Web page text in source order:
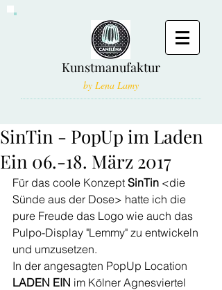
Kunstmanufaktur
by Lena Lamy
SinTin - PopUp im Laden
Ein 06.-18. März 2017
Für das coole Konzept SinTin <die
Sünde aus der Dose> hatte ich die
pure Freude das Logo wie auch das
Pulpo-Display "Lemmy" zu entwickeln
und umzusetzen.
In der angesagten PopUp Location
LADEN EIN im Kölner Agnesviertel